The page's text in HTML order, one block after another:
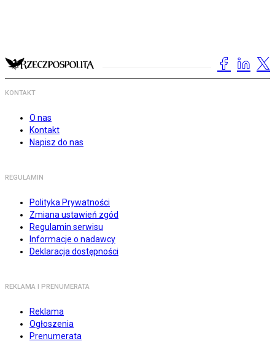
KONTAKT
O nas
Kontakt
Napisz do nas
REGULAMIN
Polityka Prywatności
Zmiana ustawień zgód
Regulamin serwisu
Informacje o nadawcy
Deklaracja dostępności
REKLAMA I PRENUMERATA
Reklama
Ogłoszenia
Prenumerata